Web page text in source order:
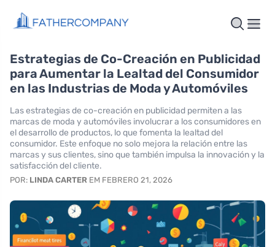
Estrategias de Co-Creación en Publicidad
para Aumentar la Lealtad del Consumidor
en las Industrias de Moda y Automóviles
Las estrategias de co-creación en publicidad permiten a las
marcas de moda y automóviles involucrar a los consumidores en
el desarrollo de productos, lo que fomenta la lealtad del
consumidor. Este enfoque no solo mejora la relación entre las
marcas y sus clientes, sino que también impulsa la innovación y la
satisfacción del cliente.
POR: LINDA CARTER EM FEBRERO 21, 2026